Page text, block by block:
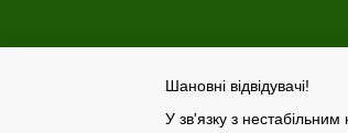
Шановні відвідувачі!
У зв'язку з нестабільним